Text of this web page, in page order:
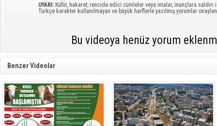
UYARI: Küfür, hakaret, rencide edici cümleler veya imalar, inançlara saldırı
Türkçe karakter kullanılmayan ve büyük harflerle yazılmış yorumlar
Bu videoya henüz yorum
Benzer Videolar